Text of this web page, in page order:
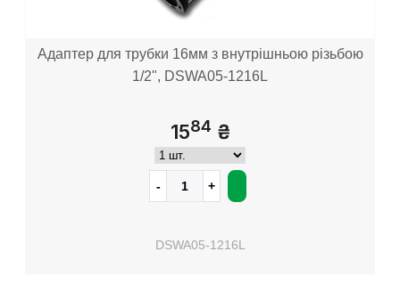
Адаптер для трубки 16мм з внутрішньою різьбою
1/2", DSWA05-1216L
1584 ₴
DSWA05-1216L